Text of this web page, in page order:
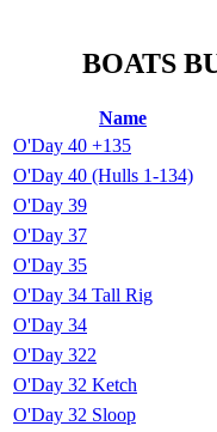
BOATS
Name
O'Day 40 +135
O'Day 40 (Hulls 1-134)
O'Day 39
O'Day 37
O'Day 35
O'Day 34 Tall Rig
O'Day 34
O'Day 322
O'Day 32 Ketch
O'Day 32 Sloop